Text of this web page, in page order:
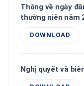
Thông về ngày
thường niên năm
DOWNLOAD
Nghị quyết và